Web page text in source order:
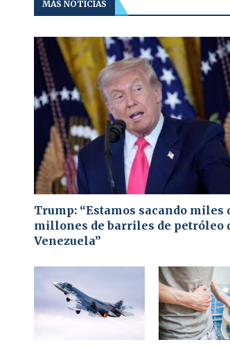
MÁS NOTICIAS
Trump: “Estamos sacando miles
millones de barriles de petróleo
Venezuela”